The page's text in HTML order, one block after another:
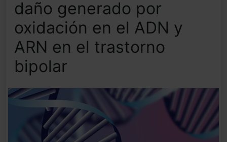
daño generado por
oxidación en el ADN y
ARN en el trastorno
bipolar